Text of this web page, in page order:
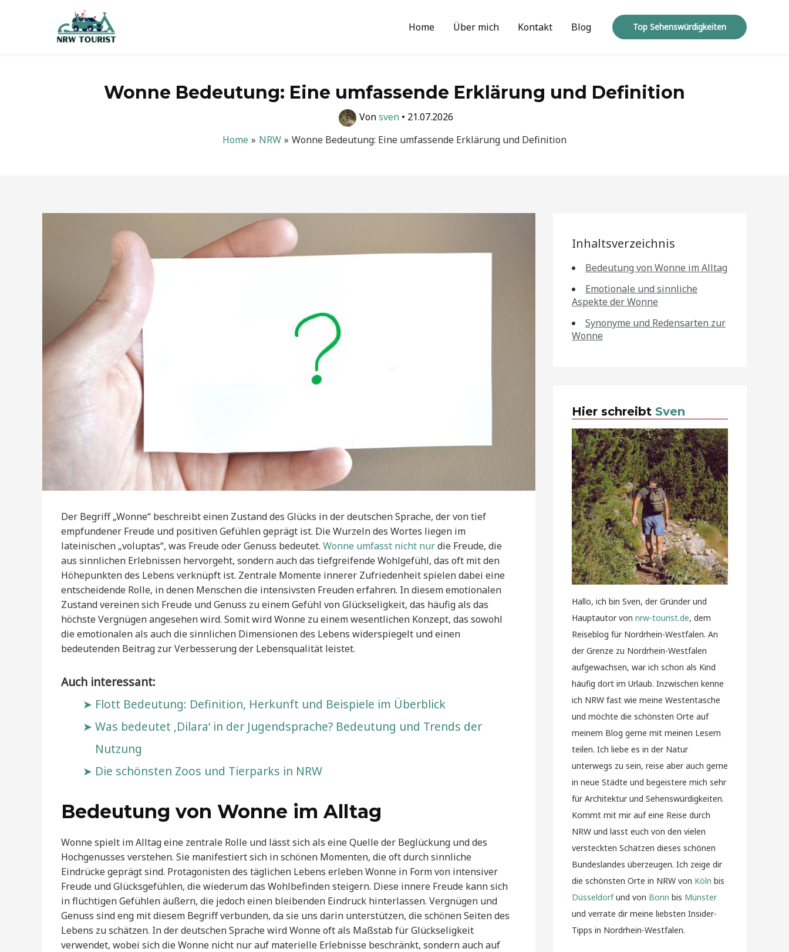
Home Über mich Kontakt Blog Top Sehenswürdigkeiten
Wonne Bedeutung: Eine umfassende Erklärung und Definition
Vonsven • 21.07.2026
Home
NRW Wonne Bedeutung: Eine umfassende Erklärung und Definition
Der Begriff „Wonne“ beschreibt einen Zustand des Glücks in der deutschen Sprache, der von tief
empfundener Freude und positiven Gefühlen geprägt ist. Die Wurzeln des Wortes liegen im
lateinischen „voluptas“, was Freude oder Genuss bedeutet. Wonne umfasst nicht nurdie Freude, die
aus sinnlichen Erlebnissen hervorgeht, sondern auch das tiefgreifende Wohlgefühl, das oft mit den
Höhepunkten des Lebens verknüpft ist. Zentrale Momente innerer Zufriedenheit spielen dabei eine
entscheidende Rolle, in denen Menschen die intensivsten Freuden erfahren. In diesem emotionalen
Zustand vereinen sich Freude und Genuss zu einem Gefühl von Glückseligkeit, das häufig als das
höchste Vergnügen angesehen wird. Somit wird Wonne zu einem wesentlichen Konzept, das sowohl
die emotionalen als auch die sinnlichen Dimensionen des Lebens widerspiegelt und einen
bedeutenden Beitrag zur Verbesserung der Lebensqualität leistet.
Auch interessant:
Flott Bedeutung: Definition, Herkunft und Beispiele im Überblick
Was bedeutet ‚Dilara‘ in der Jugendsprache? Bedeutung und Trends der
Nutzung
Die schönsten Zoos und Tierparks in NRW
Bedeutung von Wonne im Alltag
Wonne spielt im Alltag eine zentrale Rolle und lässt sich als eine Quelle der Beglückung und des
Hochgenusses verstehen. Sie manifestiert sich in schönen Momenten, die oft durch sinnliche
Eindrücke geprägt sind. Protagonisten des täglichen Lebens erleben Wonne in Form von intensiver
Freude und Glücksgefühlen, die wiederum das Wohlbefinden steigern. Diese innere Freude kann sich
in flüchtigen Gefühlen äußern, die jedoch einen bleibenden Eindruck hinterlassen. Vergnügen und
Genuss sind eng mit diesem Begriff verbunden, da sie uns darin unterstützen, die schönen Seiten des
Lebens zu schätzen. In der deutschen Sprache wird Wonne oft als Maßstab für Glückseligkeit
verwendet, wobei sich die Wonne nicht nur auf materielle Erlebnisse beschränkt, sondern auch auf
Inhaltsverzeichnis
Bedeutung von Wonne im Alltag
Emotionale und sinnliche
Aspekte der Wonne
Synonyme und Redensarten zur
Wonne
Hier schreibt Sven
Hallo, ich bin Sven, der Gründer und
Hauptautor von nrw-tourist.de, dem
Reiseblog für Nordrhein-Westfalen. An
der Grenze zu Nordrhein-Westfalen
aufgewachsen, war ich schon als Kind
häufig dort im Urlaub. Inzwischen kenne
ich NRW fast wie meine Westentasche
und möchte die schönsten Orte auf
meinem Blog gerne mit meinen Lesern
teilen. Ich liebe es in der Natur
unterwegs zu sein, reise aber auch gerne
in neue Städte und begeistere mich sehr
für Architektur und Sehenswürdigkeiten.
Kommt mit mir auf eine Reise durch
NRW und lasst euch von den vielen
versteckten Schätzen dieses schönen
Bundeslandes überzeugen. Ich zeige dir
die schönsten Orte in NRW von Köln bis
Düsseldorfund von Bonn bis Münster
und verrate dir meine liebsten Insider-
Tipps in Nordrhein-Westfalen.